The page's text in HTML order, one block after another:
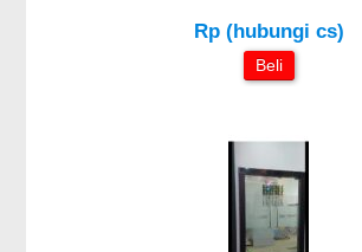
Rp (hubungi cs)
Beli